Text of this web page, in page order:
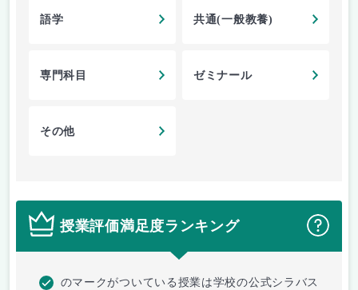
語学 共通(一般教養)
専門科目 ゼミナール
その他
授業評価満足度ランキング ？
のマークがついている授業は学校の公式シラバス